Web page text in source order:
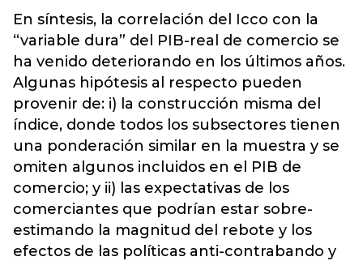
En síntesis, la correlación del Icco con la
“variable dura” del PIB-real de comercio se
ha venido deteriorando en los últimos años.
Algunas hipótesis al respecto pueden
provenir de: i) la construcción misma del
índice, donde todos los subsectores tienen
una ponderación similar en la muestra y se
omiten algunos incluidos en el PIB de
comercio; y ii) las expectativas de los
comerciantes que podrían estar sobre-
estimando la magnitud del rebote y los
efectos de las políticas anti-contrabando y